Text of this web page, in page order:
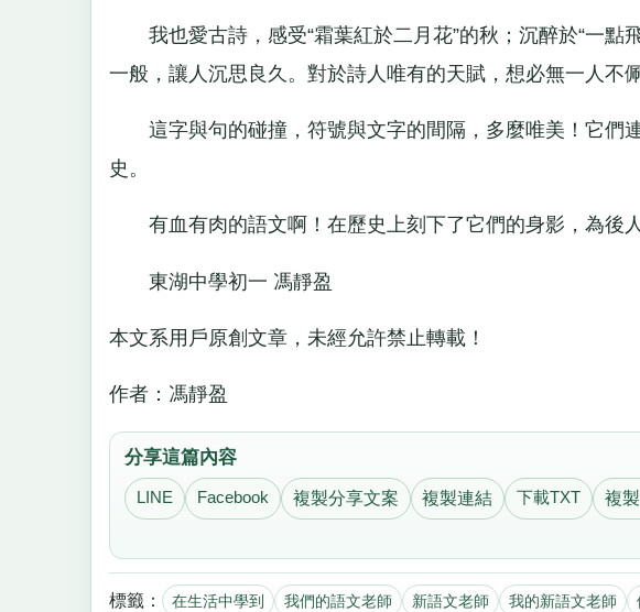
我也愛古詩，感受“霜葉紅於二月花”的秋；沉醉於“一點
一般，讓人沉思良久。對於詩人唯有的天賦，想必無一人不
這字與句的碰撞，符號與文字的間隔，多麼唯美！它們
史。
有血有肉的語文啊！在歷史上刻下了它們的身影，為後人
東湖中學初一 馮靜盈
本文系用戶原創文章，未經允許禁止轉載！
作者：馮靜盈
分享這篇內容
LINE Facebook 複製分享文案 複製連結 下載TXT 複
標籤： 在生活中學到 我們的語文老師 新語文老師 我的新語文老師